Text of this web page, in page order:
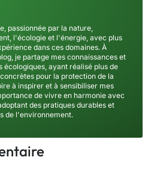
passionnée par la nature,
l'écologie et l'énergie, avec plus
dans ces domaines. À
je partage mes connaissances et
écologiques, ayant réalisé plus de
pour la protection de la
à inspirer et à sensibiliser mes
de vivre en harmonie avec
des pratiques durables et
de l'environnement.